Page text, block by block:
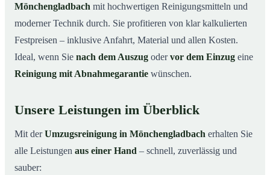
Mönchengladbach mit hochwertigen Reinigungsmitteln und
moderner Technik durch. Sie profitieren von klar kalkulierten
Festpreisen – inklusive Anfahrt, Material und allen Kosten.
Ideal, wenn Sie nach dem Auszug odervor dem Einzug eine
Reinigung mit Abnahmegarantie wünschen.
Unsere Leistungen im Überblick
Mit derUmzugsreinigung in Mönchengladbach erhalten Sie
alle Leistungen aus einer Hand – schnell, zuverlässig und
sauber: